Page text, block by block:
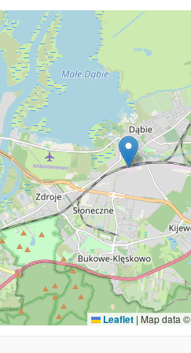
Leaflet | Map data ©